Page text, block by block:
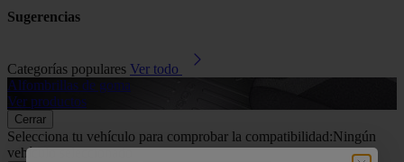
Sugerencias
Categorías populares Ver todo
Alfombrillas de goma
Ver productos
Cerrar
Selecciona tu vehículo para comprobar la compatibilidad:Ningún
vehículo seleccionado